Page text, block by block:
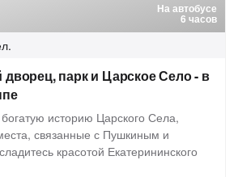
На автобусе
6 часов
дворец, парк и Царское Село - в
историю Царского Села,
связанные с Пушкиным и
красотой Екатерининского